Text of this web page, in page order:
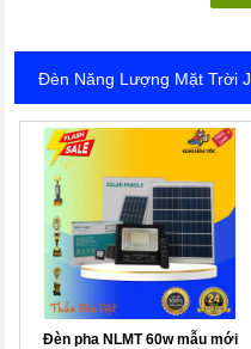
Đèn Năng Lượng Mặt Trời
Đèn pha NLMT 60w mẫu mới